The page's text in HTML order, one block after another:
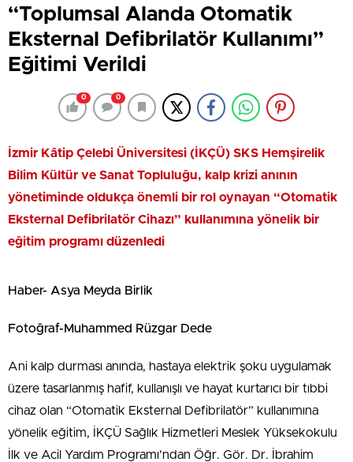
“Toplumsal Alanda Otomatik
Eksternal Defibrilatör Kullanımı”
Eğitimi Verildi
0 0
İzmir Kâtip Çelebi Üniversitesi (İKÇÜ) SKS Hemşirelik
Bilim Kültür ve Sanat Topluluğu, kalp krizi anının
yönetiminde oldukça önemli bir rol oynayan “Otomatik
Eksternal Defibrilatör Cihazı” kullanımına yönelik bir
eğitim programı düzenledi
Haber- Asya Meyda Birlik
Fotoğraf-Muhammed Rüzgar Dede
Ani kalp durması anında, hastaya elektrik şoku uygulamak
üzere tasarlanmış hafif, kullanışlı ve hayat kurtarıcı bir tıbbi
cihaz olan “Otomatik Eksternal Defibrilatör” kullanımına
yönelik eğitim, İKÇÜ Sağlık Hizmetleri Meslek Yüksekokulu
İlk ve Acil Yardım Programı’ndan Öğr. Gör. Dr. İbrahim